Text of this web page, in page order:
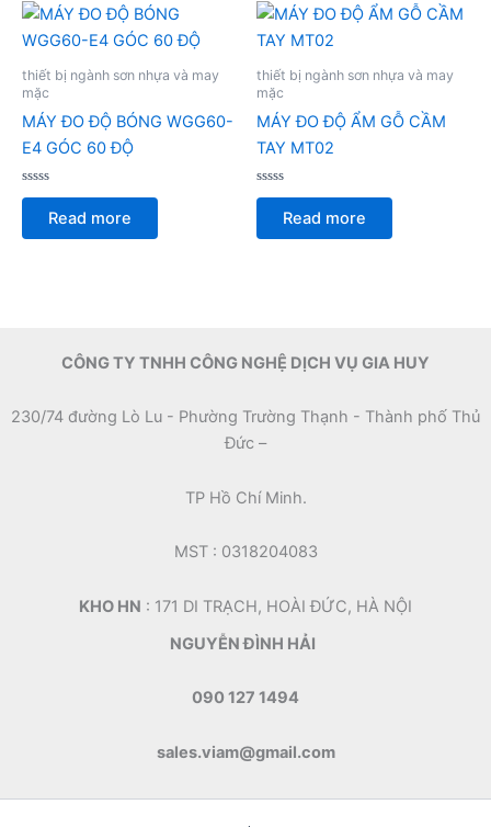
thiết bị ngành sơn nhựa và may
mặc
MÁY ĐO ĐỘ BÓNG WGG60-
E4 GÓC 60 ĐỘ
Rated
of
Read more
thiết bị ngành sơn nhựa và may
mặc
MÁY ĐO ĐỘ ẨM GỖ CẦM
TAY MT02
Rated
of
Read more
CÔNG TY TNHH CÔNG NGHỆ DỊCH VỤ GIA HUY
230/74 đường Lò Lu - Phường Trường Thạnh - Thành phố Thủ
Đức –
TP Hồ Chí Minh.
MST : 0318204083
KHO HN : 171 DI TRẠCH, HOÀI ĐỨC, HÀ NỘI
NGUYỄN ĐÌNH HẢI
090 127 1494
sales.viam@gmail.com